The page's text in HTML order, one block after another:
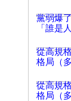
黨弱爆
「誰是
從高規
格局（
從高規
格局（